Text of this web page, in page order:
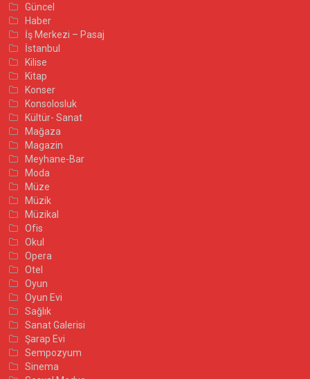
Güncel
Haber
İş Merkezi – Pasaj
İstanbul
Kilise
Kitap
Konser
Konsolosluk
Kültür- Sanat
Mağaza
Magazin
Meyhane-Bar
Moda
Müze
Müzik
Müzikal
Ofis
Okul
Opera
Otel
Oyun
Oyun Evi
Sağlık
Sanat Galerisi
Şarap Evi
Sempozyum
Sinema